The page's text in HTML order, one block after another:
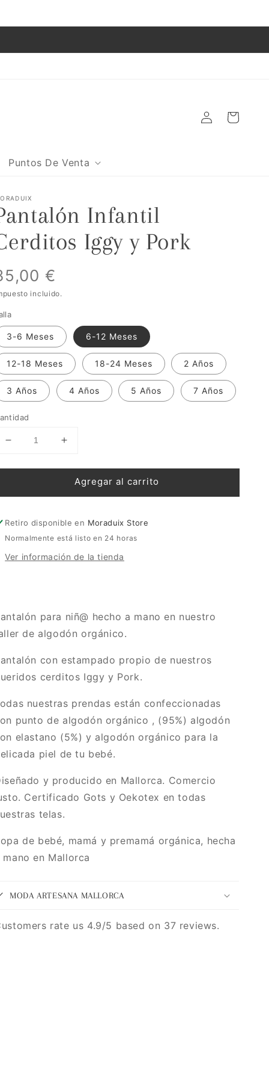
Puntos De Venta
Iniciar
sesión
Carrito
Infantil
Iggy y Pork
€
incluido.
3-6 Meses 6-12 Meses
12-18 Meses 18-24 Meses 2 Años
3 Años 4 Años 5 Años 7 Años
Reducir
para
Infantil
Iggy
y
Aumentar
para
Pantalón
Infantil
Iggy
y
Agregar al carrito
Retiro disponible en Moraduix Store
Normalmente está listo en 24 horas
Ver información de la tienda
para niñ@ hecho a mano en nuestro
de algodón orgánico.
con estampado propio de nuestros
cerditos Iggy y Pork.
nuestras prendas están confeccionadas
punto de algodón orgánico , (95%) algodón
elastano (5%) y algodón orgánico para la
piel de tu bebé.
y producido en Mallorca. Comercio
Certificado Gots y Oekotex en todas
telas.
de bebé, mamá y premamá orgánica, hecha
mano en Mallorca
MODA ARTESANA MALLORCA
rate us 4.9/5 based on 37 reviews.